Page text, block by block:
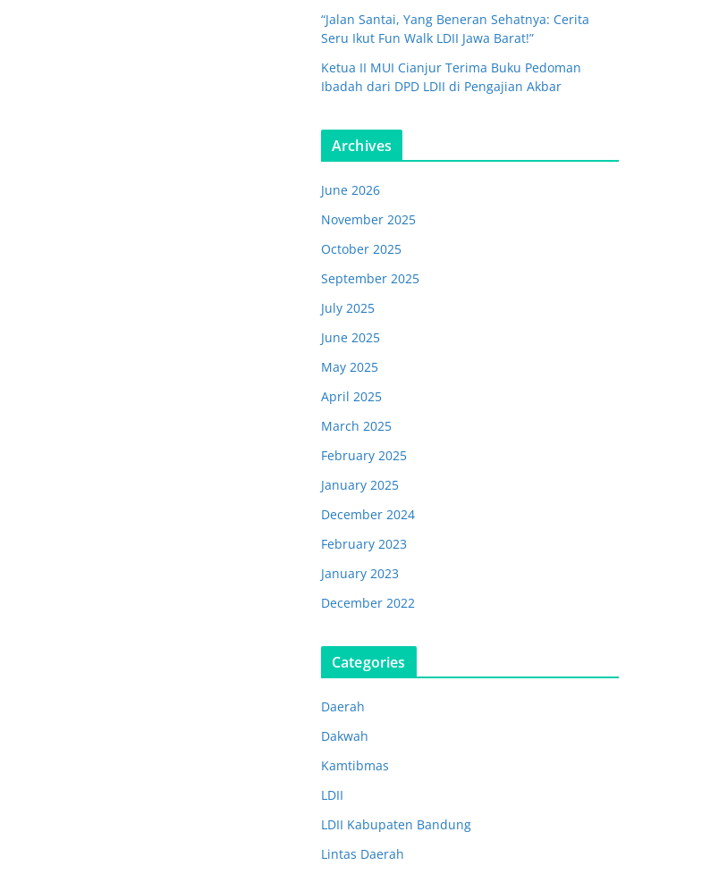
“Jalan Santai, Yang Beneran Sehatnya: Cerita
Seru Ikut Fun Walk LDII Jawa Barat!”
Ketua II MUI Cianjur Terima Buku Pedoman
Ibadah dari DPD LDII di Pengajian Akbar
Archives
June 2026
November 2025
October 2025
September 2025
July 2025
June 2025
May 2025
April 2025
March 2025
February 2025
January 2025
December 2024
February 2023
January 2023
December 2022
Categories
Daerah
Dakwah
Kamtibmas
LDII
LDII Kabupaten Bandung
Lintas Daerah